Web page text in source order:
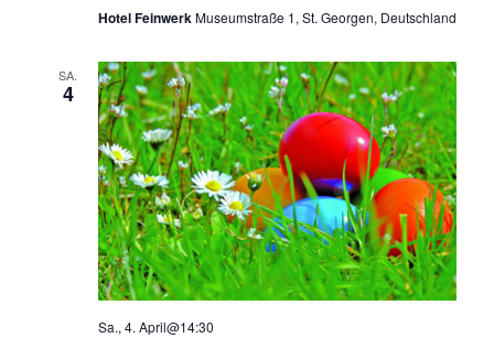
Hotel FeinwerkMuseumstraße 1, St. Georgen, Deutschland
SA.
4
Sa., 4. April@14:30